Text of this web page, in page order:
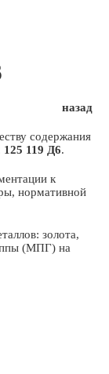
назад
содержания
119 Д6.
к
нормативной
золота,
(МПГ) на